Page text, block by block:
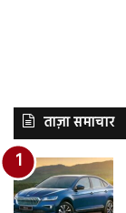
ताज़ा समाचार